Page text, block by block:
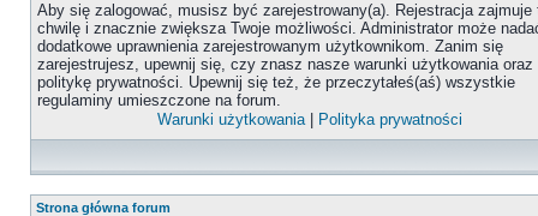
Aby się zalogować, musisz być zarejestrowany(a). Rejestracja zajmuje
chwilę i znacznie zwiększa Twoje możliwości. Administrator może
dodatkowe uprawnienia zarejestrowanym użytkownikom. Zanim się
zarejestrujesz, upewnij się, czy znasz nasze warunki użytkowania oraz
politykę prywatności. Upewnij się też, że przeczytałeś(aś) wszystkie
regulaminy umieszczone na forum.
Warunki użytkowania| Polityka prywatności
Strona główna forum